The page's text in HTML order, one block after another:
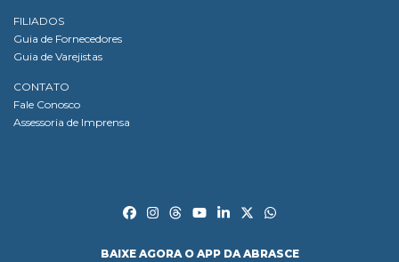
FILIADOS
Guia de Fornecedores
Guia de Varejistas
CONTATO
Fale Conosco
Assessoria de Imprensa
BAIXE AGORA O APP DA ABRASCE